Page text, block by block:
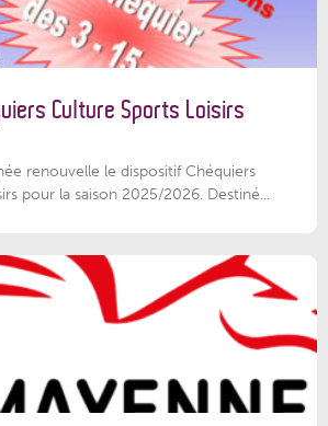
Culture Sports Loisirs
renouvelle le dispositif Chéquiers
pour la saison 2025/2026. Destiné...